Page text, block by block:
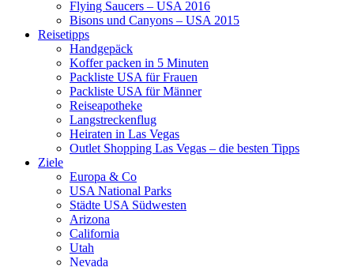
Flying Saucers – USA 2016
Bisons und Canyons – USA 2015
Reisetipps
Handgepäck
Koffer packen in 5 Minuten
Packliste USA für Frauen
Packliste USA für Männer
Reiseapotheke
Langstreckenflug
Heiraten in Las Vegas
Outlet Shopping Las Vegas – die besten Tipps
Ziele
Europa & Co
USA National Parks
Städte USA Südwesten
Arizona
California
Utah
Nevada